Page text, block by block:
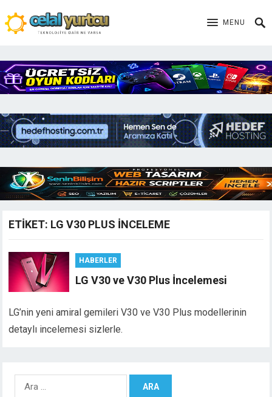
MENU
ETIKET: LG V30 PLUS INCELEME
HABERLER
LG V30 ve V30 Plus İncelemesi
LG’nin yeni amiral gemileri V30 ve V30 Plus modellerinin
detaylı incelemesi sizlerle.
Arama: